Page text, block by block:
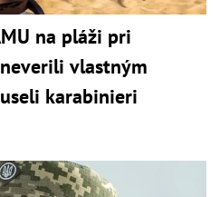
na pláži pri
vlastným
karabinieri